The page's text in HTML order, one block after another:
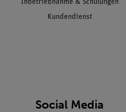
Inbetriebnahme & Schulungen
Kundendienst
Social Media